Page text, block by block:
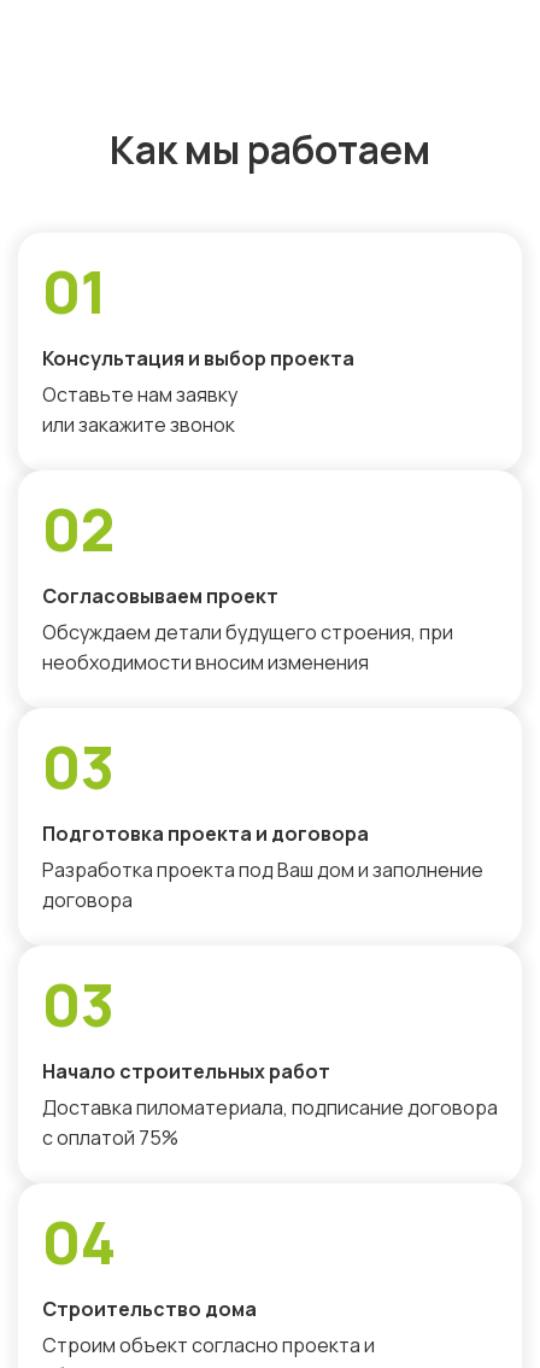
Как мы работаем
01
Консультация и выбор проекта
Оставьте нам заявку
или закажите звонок
02
Согласовываем проект
Обсуждаем детали будущего строения, при
необходимости вносим изменения
03
Подготовка проекта и договора
Разработка проекта под Ваш дом и заполнение
договора
03
Начало строительных работ
Доставка пиломатериала, подписание договора
с оплатой 75%
04
Строительство дома
Строим объект согласно проекта и